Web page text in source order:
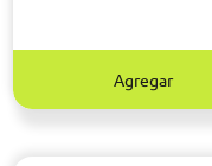
Agregar